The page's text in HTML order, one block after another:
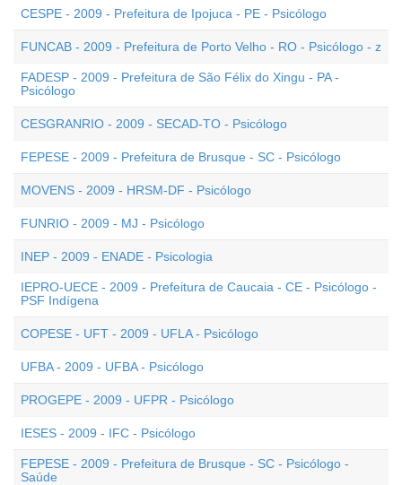
CESPE - 2009 - Prefeitura de Ipojuca - PE - Psicólogo
FUNCAB - 2009 - Prefeitura de Porto Velho - RO - Psicólogo - z
FADESP - 2009 - Prefeitura de São Félix do Xingu - PA -
Psicólogo
CESGRANRIO - 2009 - SECAD-TO - Psicólogo
FEPESE - 2009 - Prefeitura de Brusque - SC - Psicólogo
MOVENS - 2009 - HRSM-DF - Psicólogo
FUNRIO - 2009 - MJ - Psicólogo
INEP - 2009 - ENADE - Psicologia
IEPRO-UECE - 2009 - Prefeitura de Caucaia - CE - Psicólogo -
PSF Indígena
COPESE - UFT - 2009 - UFLA - Psicólogo
UFBA - 2009 - UFBA - Psicólogo
PROGEPE - 2009 - UFPR - Psicólogo
IESES - 2009 - IFC - Psicólogo
FEPESE - 2009 - Prefeitura de Brusque - SC - Psicólogo -
Saúde